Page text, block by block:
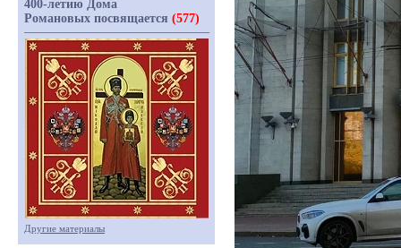
400-летию Дома
Романовых посвящается (577)
Другие материалы